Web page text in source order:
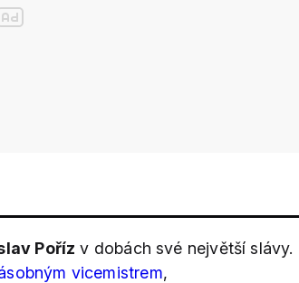
Poříz v dobách své největší slávy.
vicemistrem,